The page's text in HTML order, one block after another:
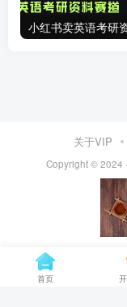
关于VIP
Copyright © 2024
保
VX
首页